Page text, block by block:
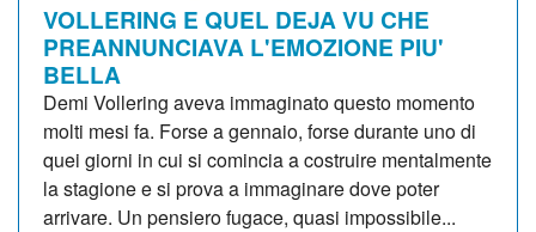
VOLLERING E QUEL DEJA VU CHE
PREANNUNCIAVA L'EMOZIONE PIU'
BELLA
Demi Vollering aveva immaginato questo momento
molti mesi fa. Forse a gennaio, forse durante uno di
quei giorni in cui si comincia a costruire mentalmente
la stagione e si prova a immaginare dove poter
arrivare. Un pensiero fugace, quasi impossibile...